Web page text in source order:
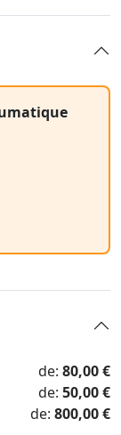
de: 80,00 €
de: 50,00 €
de: 800,00 €